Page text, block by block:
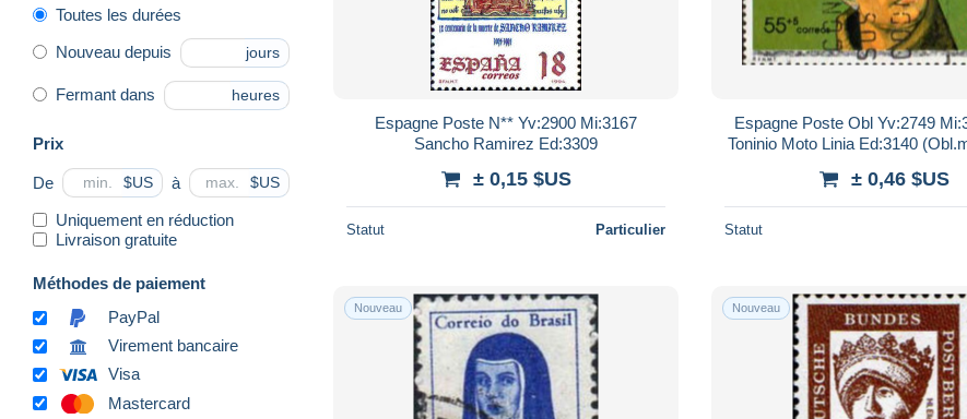
Toutes les durées
Nouveau depuis jours
Fermant dans heures
Prix
De $US à $US
Uniquement en réduction
Livraison gratuite
Méthodes de paiement
PayPal
Virement bancaire
Visa
Mastercard
Espagne Poste N** Yv:2900 Mi:3167
Sancho Ramirez Ed:3309
± 0,15 $US
Statut Particulier
Espagne Poste Obl Yv:2749
Toninio Moto Linia Ed:3140
± 0,46 $US
Statut
Nouveau Nouveau